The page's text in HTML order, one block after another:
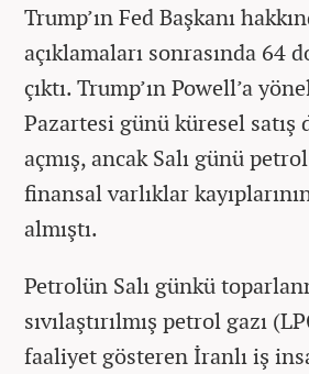
Trump’ın Fed Başkanı
açıklamaları sonrasında 64
çıktı. Trump’ın Powell’a
Pazartesi günü küresel satış
açmış, ancak Salı günü
finansal varlıklar
almıştı.
Petrolün Salı günkü
sıvılaştırılmış petrol gazı
faaliyet gösteren İranlı iş